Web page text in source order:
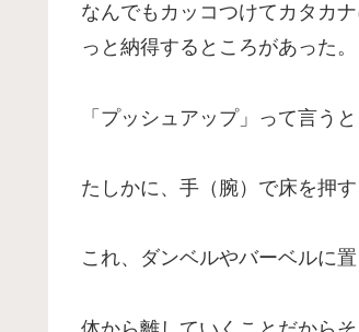
なんでもカッコつけてカタカ
っと納得するところがあった。
「プッシュアップ」って言う
たしかに、手（腕）で床を押す
これ、ダンベルやバーベルに